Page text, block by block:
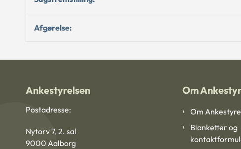
Afgørelse:
Ankestyrelsen
Postadresse:
Nytorv 7, 2. sal
9000 Aalborg
Om
Om
Blanketter og